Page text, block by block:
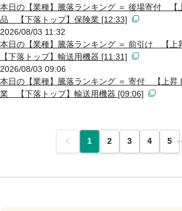
本日の【業種】騰落ランキング ＝ 後場寄付 【
品 【下落トップ】保険業 [12:33]
2026/08/03 11:32
本日の【業種】騰落ランキング ＝ 前引け 【上
【下落トップ】輸送用機器 [11:31]
2026/08/03 09:06
本日の【業種】騰落ランキング ＝ 寄付 【上昇
業 【下落トップ】輸送用機器 [09:06]
前 1 2 3 4 5